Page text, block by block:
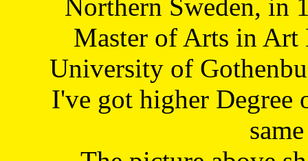
Northern Sweden, in
Master of Arts in Art
University of
I've got higher Degree